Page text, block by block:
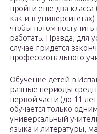
пройти еще два класса
как и в
чтобы потом
работать. Правда, для
случае придется
профессионального
Обучение детей в
разные периоды
первой части (до 11
обучается только
универсальный
языка и литературы,